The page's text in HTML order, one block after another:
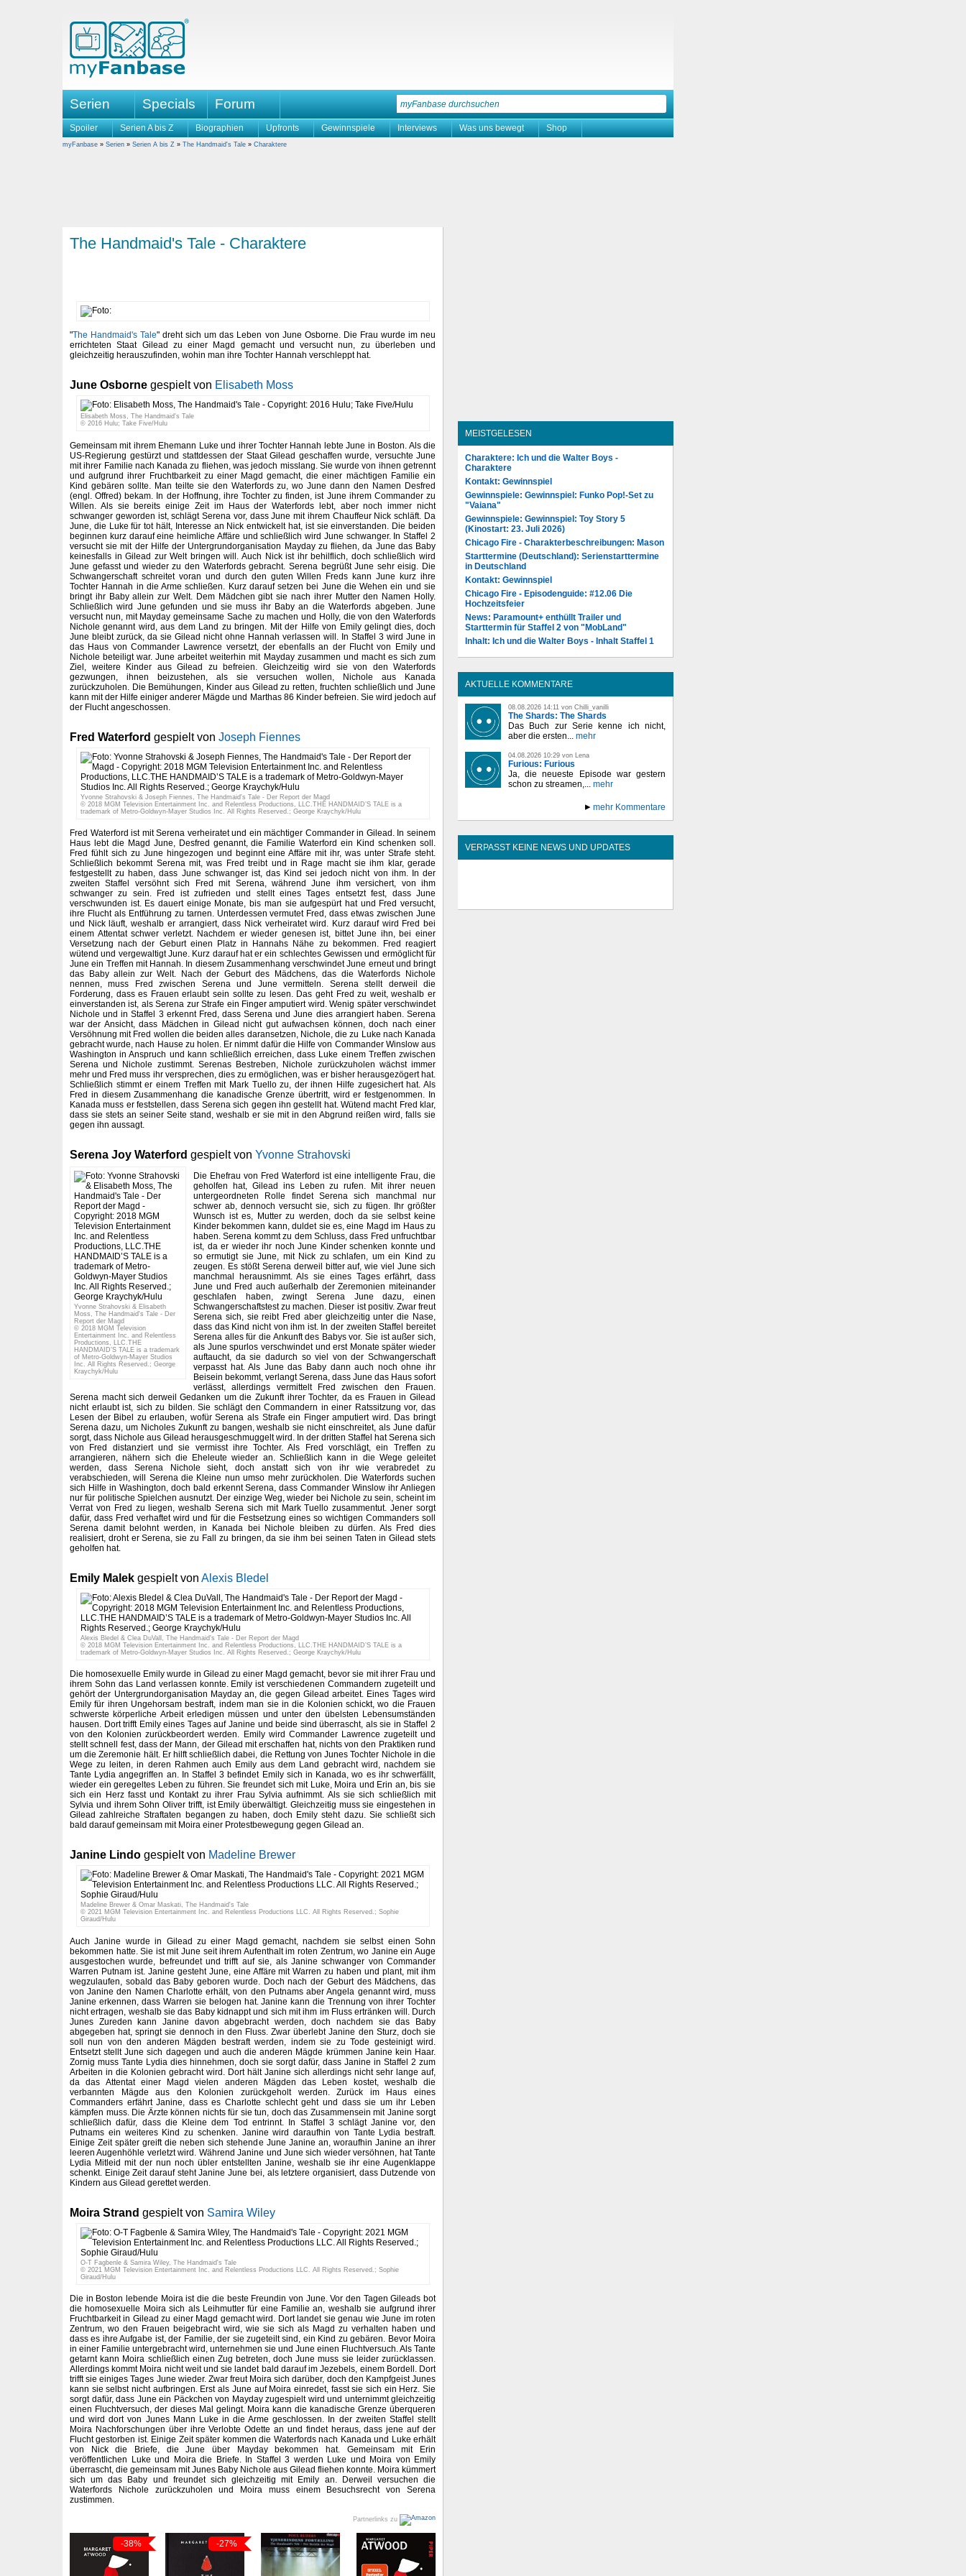
Serien Specials Forum
Spoiler Serien A bis Z Biographien Upfronts Gewinnspiele Interviews Was uns bewegt Shop
myFanbase » Serien » Serien A bis Z » The Handmaid's Tale » Charaktere
The Handmaid's Tale - Charaktere
"The Handmaid's Tale" dreht sich um das Leben von June Osborne. Die Frau wurde im neu
errichteten Staat Gilead zu einer Magd gemacht und versucht nun, zu überleben und
gleichzeitig herauszufinden, wohin man ihre Tochter Hannah verschleppt hat.
June Osborne gespielt von Elisabeth Moss
Elisabeth Moss, The Handmaid's Tale
© 2016 Hulu; Take Five/Hulu
Gemeinsam mit ihrem Ehemann Luke und ihrer Tochter Hannah lebte June in Boston. Als die
US-Regierung gestürzt und stattdessen der Staat Gilead geschaffen wurde, versuchte June
mit ihrer Familie nach Kanada zu fliehen, was jedoch misslang. Sie wurde von ihnen getrennt
und aufgrund ihrer Fruchtbarkeit zu einer Magd gemacht, die einer mächtigen Familie ein
Kind gebären sollte. Man teilte sie den Waterfords zu, wo June dann den Namen Desfred
(engl. Offred) bekam. In der Hoffnung, ihre Tochter zu finden, ist June ihrem Commander zu
Willen. Als sie bereits einige Zeit im Haus der Waterfords lebt, aber noch immer nicht
schwanger geworden ist, schlägt Serena vor, dass June mit ihrem Chauffeur Nick schläft. Da
June, die Luke für tot hält, Interesse an Nick entwickelt hat, ist sie einverstanden. Die beiden
beginnen kurz darauf eine heimliche Affäre und schließlich wird June schwanger. In Staffel 2
versucht sie mit der Hilfe der Untergrundorganisation Mayday zu fliehen, da June das Baby
keinesfalls in Gilead zur Welt bringen will. Auch Nick ist ihr behilflich, doch schließlich wird
June gefasst und wieder zu den Waterfords gebracht. Serena begrüßt June sehr eisig. Die
Schwangerschaft schreitet voran und durch den guten Willen Freds kann June kurz ihre
Tochter Hannah in die Arme schließen. Kurz darauf setzen bei June die Wehen ein und sie
bringt ihr Baby allein zur Welt. Dem Mädchen gibt sie nach ihrer Mutter den Namen Holly.
Schließlich wird June gefunden und sie muss ihr Baby an die Waterfords abgeben. June
versucht nun, mit Mayday gemeinsame Sache zu machen und Holly, die von den Waterfords
Nichole genannt wird, aus dem Land zu bringen. Mit der Hilfe von Emily gelingt dies, doch
June bleibt zurück, da sie Gilead nicht ohne Hannah verlassen will. In Staffel 3 wird June in
das Haus von Commander Lawrence versetzt, der ebenfalls an der Flucht von Emily und
Nichole beteiligt war. June arbeitet weiterhin mit Mayday zusammen und macht es sich zum
Ziel, weitere Kinder aus Gilead zu befreien. Gleichzeitig wird sie von den Waterfords
gezwungen, ihnen beizustehen, als sie versuchen wollen, Nichole aus Kanada
zurückzuholen. Die Bemühungen, Kinder aus Gilead zu retten, fruchten schließlich und June
kann mit der Hilfe einiger anderer Mägde und Marthas 86 Kinder befreien. Sie wird jedoch auf
der Flucht angeschossen.
Fred Waterford gespielt von Joseph Fiennes
Yvonne Strahovski & Joseph Fiennes, The Handmaid's Tale - Der Report der Magd
© 2018 MGM Television Entertainment Inc. and Relentless Productions, LLC.THE HANDMAID’S TALE is a
trademark of Metro-Goldwyn-Mayer Studios Inc. All Rights Reserved.; George Kraychyk/Hulu
Fred Waterford ist mit Serena verheiratet und ein mächtiger Commander in Gilead. In seinem
Haus lebt die Magd June, Desfred genannt, die Familie Waterford ein Kind schenken soll.
Fred fühlt sich zu June hingezogen und beginnt eine Affäre mit ihr, was unter Strafe steht.
Schließlich bekommt Serena mit, was Fred treibt und in Rage macht sie ihm klar, gerade
festgestellt zu haben, dass June schwanger ist, das Kind sei jedoch nicht von ihm. In der
zweiten Staffel versöhnt sich Fred mit Serena, während June ihm versichert, von ihm
schwanger zu sein. Fred ist zufrieden und stellt eines Tages entsetzt fest, dass June
verschwunden ist. Es dauert einige Monate, bis man sie aufgespürt hat und Fred versucht,
ihre Flucht als Entführung zu tarnen. Unterdessen vermutet Fred, dass etwas zwischen June
und Nick läuft, weshalb er arrangiert, dass Nick verheiratet wird. Kurz darauf wird Fred bei
einem Attentat schwer verletzt. Nachdem er wieder genesen ist, bittet June ihn, bei einer
Versetzung nach der Geburt einen Platz in Hannahs Nähe zu bekommen. Fred reagiert
wütend und vergewaltigt June. Kurz darauf hat er ein schlechtes Gewissen und ermöglicht für
June ein Treffen mit Hannah. In diesem Zusammenhang verschwindet June erneut und bringt
das Baby allein zur Welt. Nach der Geburt des Mädchens, das die Waterfords Nichole
nennen, muss Fred zwischen Serena und June vermitteln. Serena stellt derweil die
Forderung, dass es Frauen erlaubt sein sollte zu lesen. Das geht Fred zu weit, weshalb er
einverstanden ist, als Serena zur Strafe ein Finger amputiert wird. Wenig später verschwindet
Nichole und in Staffel 3 erkennt Fred, dass Serena und June dies arrangiert haben. Serena
war der Ansicht, dass Mädchen in Gilead nicht gut aufwachsen können, doch nach einer
Versöhnung mit Fred wollen die beiden alles daransetzen, Nichole, die zu Luke nach Kanada
gebracht wurde, nach Hause zu holen. Er nimmt dafür die Hilfe von Commander Winslow aus
Washington in Anspruch und kann schließlich erreichen, dass Luke einem Treffen zwischen
Serena und Nichole zustimmt. Serenas Bestreben, Nichole zurückzuholen wächst immer
mehr und Fred muss ihr versprechen, dies zu ermöglichen, was er bisher herausgezögert hat.
Schließlich stimmt er einem Treffen mit Mark Tuello zu, der ihnen Hilfe zugesichert hat. Als
Fred in diesem Zusammenhang die kanadische Grenze übertritt, wird er festgenommen. In
Kanada muss er feststellen, dass Serena sich gegen ihn gestellt hat. Wütend macht Fred klar,
dass sie stets an seiner Seite stand, weshalb er sie mit in den Abgrund reißen wird, falls sie
gegen ihn aussagt.
Serena Joy Waterford gespielt von Yvonne Strahovski
Yvonne Strahovski & Elisabeth
Moss, The Handmaid's Tale - Der
Report der Magd
© 2018 MGM Television
Entertainment Inc. and Relentless
Productions, LLC.THE
HANDMAID’S TALE is a trademark
of Metro-Goldwyn-Mayer Studios
Inc. All Rights Reserved.; George
Kraychyk/Hulu
Die Ehefrau von Fred Waterford ist eine intelligente Frau, die
geholfen hat, Gilead ins Leben zu rufen. Mit ihrer neuen
untergeordneten Rolle findet Serena sich manchmal nur
schwer ab, dennoch versucht sie, sich zu fügen. Ihr größter
Wunsch ist es, Mutter zu werden, doch da sie selbst keine
Kinder bekommen kann, duldet sie es, eine Magd im Haus zu
haben. Serena kommt zu dem Schluss, dass Fred unfruchtbar
ist, da er wieder ihr noch June Kinder schenken konnte und
so ermutigt sie June, mit Nick zu schlafen, um ein Kind zu
zeugen. Es stößt Serena derweil bitter auf, wie viel June sich
manchmal herausnimmt. Als sie eines Tages erfährt, dass
June und Fred auch außerhalb der Zeremonien miteinander
geschlafen haben, zwingt Serena June dazu, einen
Schwangerschaftstest zu machen. Dieser ist positiv. Zwar freut
Serena sich, sie reibt Fred aber gleichzeitig unter die Nase,
dass das Kind nicht von ihm ist. In der zweiten Staffel bereitet
Serena alles für die Ankunft des Babys vor. Sie ist außer sich,
als June spurlos verschwindet und erst Monate später wieder
auftaucht, da sie dadurch so viel von der Schwangerschaft
verpasst hat. Als June das Baby dann auch noch ohne ihr
Beisein bekommt, verlangt Serena, dass June das Haus sofort
verlässt, allerdings vermittelt Fred zwischen den Frauen.
Serena macht sich derweil Gedanken um die Zukunft ihrer Tochter, da es Frauen in Gilead
nicht erlaubt ist, sich zu bilden. Sie schlägt den Commandern in einer Ratssitzung vor, das
Lesen der Bibel zu erlauben, wofür Serena als Strafe ein Finger amputiert wird. Das bringt
Serena dazu, um Nicholes Zukunft zu bangen, weshalb sie nicht einschreitet, als June dafür
sorgt, dass Nichole aus Gilead herausgeschmuggelt wird. In der dritten Staffel hat Serena sich
von Fred distanziert und sie vermisst ihre Tochter. Als Fred vorschlägt, ein Treffen zu
arrangieren, nähern sich die Eheleute wieder an. Schließlich kann in die Wege geleitet
werden, dass Serena Nichole sieht, doch anstatt sich von ihr wie verabredet zu
verabschieden, will Serena die Kleine nun umso mehr zurückholen. Die Waterfords suchen
sich Hilfe in Washington, doch bald erkennt Serena, dass Commander Winslow ihr Anliegen
nur für politische Spielchen ausnutzt. Der einzige Weg, wieder bei Nichole zu sein, scheint im
Verrat von Fred zu liegen, weshalb Serena sich mit Mark Tuello zusammentut. Jener sorgt
dafür, dass Fred verhaftet wird und für die Festsetzung eines so wichtigen Commanders soll
Serena damit belohnt werden, in Kanada bei Nichole bleiben zu dürfen. Als Fred dies
realisiert, droht er Serena, sie zu Fall zu bringen, da sie ihm bei seinen Taten in Gilead stets
geholfen hat.
Emily Malek gespielt von Alexis Bledel
Alexis Bledel & Clea DuVall, The Handmaid's Tale - Der Report der Magd
© 2018 MGM Television Entertainment Inc. and Relentless Productions, LLC.THE HANDMAID’S TALE is a
trademark of Metro-Goldwyn-Mayer Studios Inc. All Rights Reserved.; George Kraychyk/Hulu
Die homosexuelle Emily wurde in Gilead zu einer Magd gemacht, bevor sie mit ihrer Frau und
ihrem Sohn das Land verlassen konnte. Emily ist verschiedenen Commandern zugeteilt und
gehört der Untergrundorganisation Mayday an, die gegen Gilead arbeitet. Eines Tages wird
Emily für ihren Ungehorsam bestraft, indem man sie in die Kolonien schickt, wo die Frauen
schwerste körperliche Arbeit erledigen müssen und unter den übelsten Lebensumständen
hausen. Dort trifft Emily eines Tages auf Janine und beide sind überrascht, als sie in Staffel 2
von den Kolonien zurückbeordert werden. Emily wird Commander Lawrence zugeteilt und
stellt schnell fest, dass der Mann, der Gilead mit erschaffen hat, nichts von den Praktiken rund
um die Zeremonie hält. Er hilft schließlich dabei, die Rettung von Junes Tochter Nichole in die
Wege zu leiten, in deren Rahmen auch Emily aus dem Land gebracht wird, nachdem sie
Tante Lydia angegriffen an. In Staffel 3 befindet Emily sich in Kanada, wo es ihr schwerfällt,
wieder ein geregeltes Leben zu führen. Sie freundet sich mit Luke, Moira und Erin an, bis sie
sich ein Herz fasst und Kontakt zu ihrer Frau Sylvia aufnimmt. Als sie sich schließlich mit
Sylvia und ihrem Sohn Oliver trifft, ist Emily überwältigt. Gleichzeitig muss sie eingestehen in
Gilead zahlreiche Straftaten begangen zu haben, doch Emily steht dazu. Sie schließt sich
bald darauf gemeinsam mit Moira einer Protestbewegung gegen Gilead an.
Janine Lindo gespielt von Madeline Brewer
Madeline Brewer & Omar Maskati, The Handmaid's Tale
© 2021 MGM Television Entertainment Inc. and Relentless Productions LLC. All Rights Reserved.; Sophie
Giraud/Hulu
Auch Janine wurde in Gilead zu einer Magd gemacht, nachdem sie selbst einen Sohn
bekommen hatte. Sie ist mit June seit ihrem Aufenthalt im roten Zentrum, wo Janine ein Auge
ausgestochen wurde, befreundet und trifft auf sie, als Janine schwanger von Commander
Warren Putnam ist. Janine gesteht June, eine Affäre mit Warren zu haben und plant, mit ihm
wegzulaufen, sobald das Baby geboren wurde. Doch nach der Geburt des Mädchens, das
von Janine den Namen Charlotte erhält, von den Putnams aber Angela genannt wird, muss
Janine erkennen, dass Warren sie belogen hat. Janine kann die Trennung von ihrer Tochter
nicht ertragen, weshalb sie das Baby kidnappt und sich mit ihm im Fluss ertränken will. Durch
Junes Zureden kann Janine davon abgebracht werden, doch nachdem sie das Baby
abgegeben hat, springt sie dennoch in den Fluss. Zwar überlebt Janine den Sturz, doch sie
soll nun von den anderen Mägden bestraft werden, indem sie zu Tode gesteinigt wird.
Entsetzt stellt June sich dagegen und auch die anderen Mägde krümmen Janine kein Haar.
Zornig muss Tante Lydia dies hinnehmen, doch sie sorgt dafür, dass Janine in Staffel 2 zum
Arbeiten in die Kolonien gebracht wird. Dort hält Janine sich allerdings nicht sehr lange auf,
da das Attentat einer Magd vielen anderen Mägden das Leben kostet, weshalb die
verbannten Mägde aus den Kolonien zurückgeholt werden. Zurück im Haus eines
Commanders erfährt Janine, dass es Charlotte schlecht geht und dass sie um ihr Leben
kämpfen muss. Die Ärzte können nichts für sie tun, doch das Zusammensein mit Janine sorgt
schließlich dafür, dass die Kleine dem Tod entrinnt. In Staffel 3 schlägt Janine vor, den
Putnams ein weiteres Kind zu schenken. Janine wird daraufhin von Tante Lydia bestraft.
Einige Zeit später greift die neben sich stehende June Janine an, woraufhin Janine an ihrer
leeren Augenhöhle verletzt wird. Während Janine und June sich wieder versöhnen, hat Tante
Lydia Mitleid mit der nun noch übler entstellten Janine, weshalb sie ihr eine Augenklappe
schenkt. Einige Zeit darauf steht Janine June bei, als letztere organisiert, dass Dutzende von
Kindern aus Gilead gerettet werden.
Moira Strand gespielt von Samira Wiley
O-T Fagbenle & Samira Wiley, The Handmaid's Tale
© 2021 MGM Television Entertainment Inc. and Relentless Productions LLC. All Rights Reserved.; Sophie
Giraud/Hulu
Die in Boston lebende Moira ist die die beste Freundin von June. Vor den Tagen Gileads bot
die homosexuelle Moira sich als Leihmutter für eine Familie an, weshalb sie aufgrund ihrer
Fruchtbarkeit in Gilead zu einer Magd gemacht wird. Dort landet sie genau wie June im roten
Zentrum, wo den Frauen beigebracht wird, wie sie sich als Magd zu verhalten haben und
dass es ihre Aufgabe ist, der Familie, der sie zugeteilt sind, ein Kind zu gebären. Bevor Moira
in einer Familie untergebracht wird, unternehmen sie und June einen Fluchtversuch. Als Tante
getarnt kann Moira schließlich einen Zug betreten, doch June muss sie leider zurücklassen.
Allerdings kommt Moira nicht weit und sie landet bald darauf im Jezebels, einem Bordell. Dort
trifft sie einiges Tages June wieder. Zwar freut Moira sich darüber, doch den Kampfgeist Junes
kann sie selbst nicht aufbringen. Erst als June auf Moira einredet, fasst sie sich ein Herz. Sie
sorgt dafür, dass June ein Päckchen von Mayday zugespielt wird und unternimmt gleichzeitig
einen Fluchtversuch, der dieses Mal gelingt. Moira kann die kanadische Grenze überqueren
und wird dort von Junes Mann Luke in die Arme geschlossen. In der zweiten Staffel stellt
Moira Nachforschungen über ihre Verlobte Odette an und findet heraus, dass jene auf der
Flucht gestorben ist. Einige Zeit später kommen die Waterfords nach Kanada und Luke erhält
von Nick die Briefe, die June über Mayday bekommen hat. Gemeinsam mit Erin
veröffentlichen Luke und Moira die Briefe. In Staffel 3 werden Luke und Moira von Emily
überrascht, die gemeinsam mit Junes Baby Nichole aus Gilead fliehen konnte. Moira kümmert
sich um das Baby und freundet sich gleichzeitig mit Emily an. Derweil versuchen die
Waterfords Nichole zurückzuholen und Moira muss einem Besuchsrecht von Serena
zustimmen.
Partnerlinks zu
-38% -27%
MEISTGELESEN
Charaktere: Ich und die Walter Boys -
Charaktere
Kontakt: Gewinnspiel
Gewinnspiele: Gewinnspiel: Funko Pop!-Set zu
"Vaiana"
Gewinnspiele: Gewinnspiel: Toy Story 5
(Kinostart: 23. Juli 2026)
Chicago Fire - Charakterbeschreibungen: Mason
Starttermine (Deutschland): Serienstarttermine
in Deutschland
Kontakt: Gewinnspiel
Chicago Fire - Episodenguide: #12.06 Die
Hochzeitsfeier
News: Paramount+ enthüllt Trailer und
Starttermin für Staffel 2 von "MobLand"
Inhalt: Ich und die Walter Boys - Inhalt Staffel 1
AKTUELLE KOMMENTARE
08.08.2026 14:11 von Chilli_vanilli
The Shards: The Shards
Das Buch zur Serie kenne ich nicht,
aber die ersten... mehr
04.08.2026 10:29 von Lena
Furious: Furious
Ja, die neueste Episode war gestern
schon zu streamen,... mehr
mehr Kommentare
VERPASST KEINE NEWS UND UPDATES